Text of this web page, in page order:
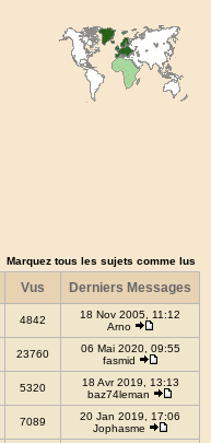
Marquez tous les sujets comme lus
Vus Derniers Messages
4842
18 Nov 2005, 11:12
Arno
23760
06 Mai 2020, 09:55
fasmid
5320
18 Avr 2019, 13:13
baz74leman
7089
20 Jan 2019, 17:06
Jophasme